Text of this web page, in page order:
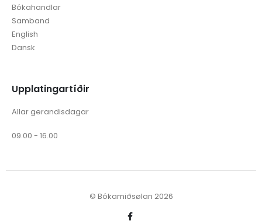
Bókahandlar
Samband
English
Dansk
Upplatingartíðir
Allar gerandisdagar
09.00 - 16.00
© Bókamiðsølan 2026